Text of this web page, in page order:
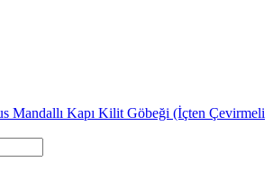
Mandallı Kapı Kilit Göbeği (İçten Çevirmeli